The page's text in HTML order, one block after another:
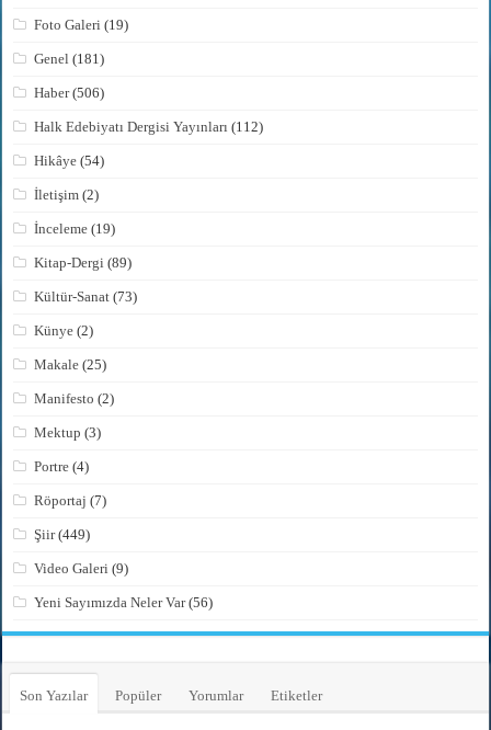
Foto Galeri (19)
Genel (181)
Haber(506)
Halk Edebiyatı Dergisi Yayınları (112)
Hikâye (54)
İletişim (2)
İnceleme (19)
Kitap-Dergi (89)
Kültür-Sanat (73)
Künye (2)
Makale (25)
Manifesto (2)
Mektup (3)
Portre (4)
Röportaj (7)
Şiir(449)
Video Galeri (9)
Yeni Sayımızda Neler Var(56)
Son Yazılar Popüler Yorumlar Etiketler